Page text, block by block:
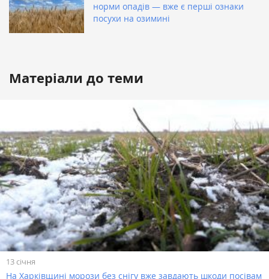
норми опадів — вже є перші ознаки
посухи на озимині
Матеріали до теми
13 січня
На Харківщині морози без снігу вже завдають шкоди посівам